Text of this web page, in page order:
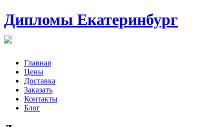
Дипломы Екатеринбург
Главная
Цены
Доставка
Заказать
Контакты
Блог